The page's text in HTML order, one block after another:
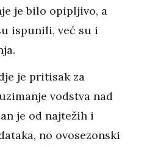
je bilo opipljivo, a
ispunili, već su i
je pritisak za
vodstva nad
je od najtežih i
no ovosezonski